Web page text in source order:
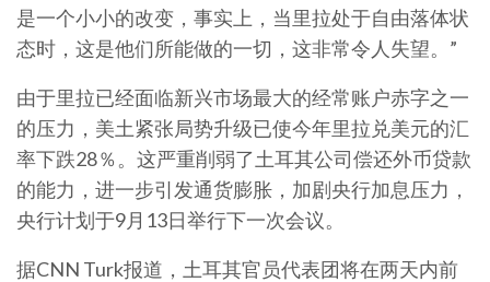
是一个小小的改变，事实上，当里拉处于自由落体状
态时，这是他们所能做的一切，这非常令人失望。”
由于里拉已经面临新兴市场最大的经常账户赤字之一
的压力，美土紧张局势升级已使今年里拉兑美元的汇
率下跌28％。这严重削弱了土耳其公司偿还外币贷款
的能力，进一步引发通货膨胀，加剧央行加息压力，
央行计划于9月13日举行下一次会议。
据CNN Turk报道，土耳其官员代表团将在两天内前